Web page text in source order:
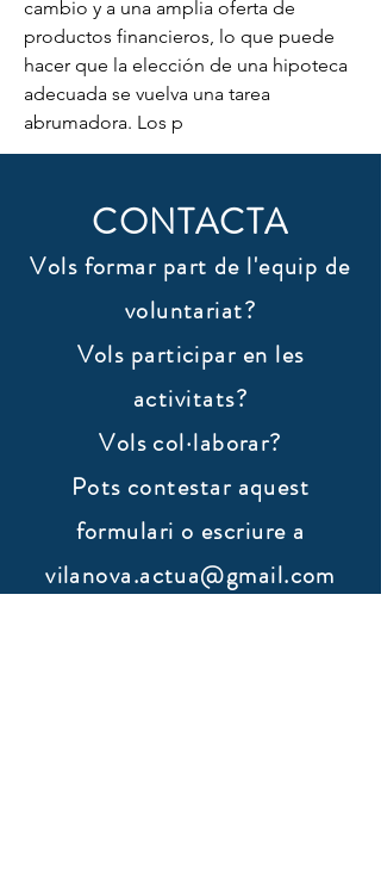
cambio y a una amplia oferta de
productos financieros, lo que puede
hacer que la elección de una hipoteca
adecuada se vuelva una tarea
abrumadora. Los p
CONTACTA
Vols formar part de l'equip de
voluntariat?
Vols participar en les
activitats?
Vols col·laborar?
​Pots contestar aquest
formulari o escriure a
vilanova.actua@gmail.com